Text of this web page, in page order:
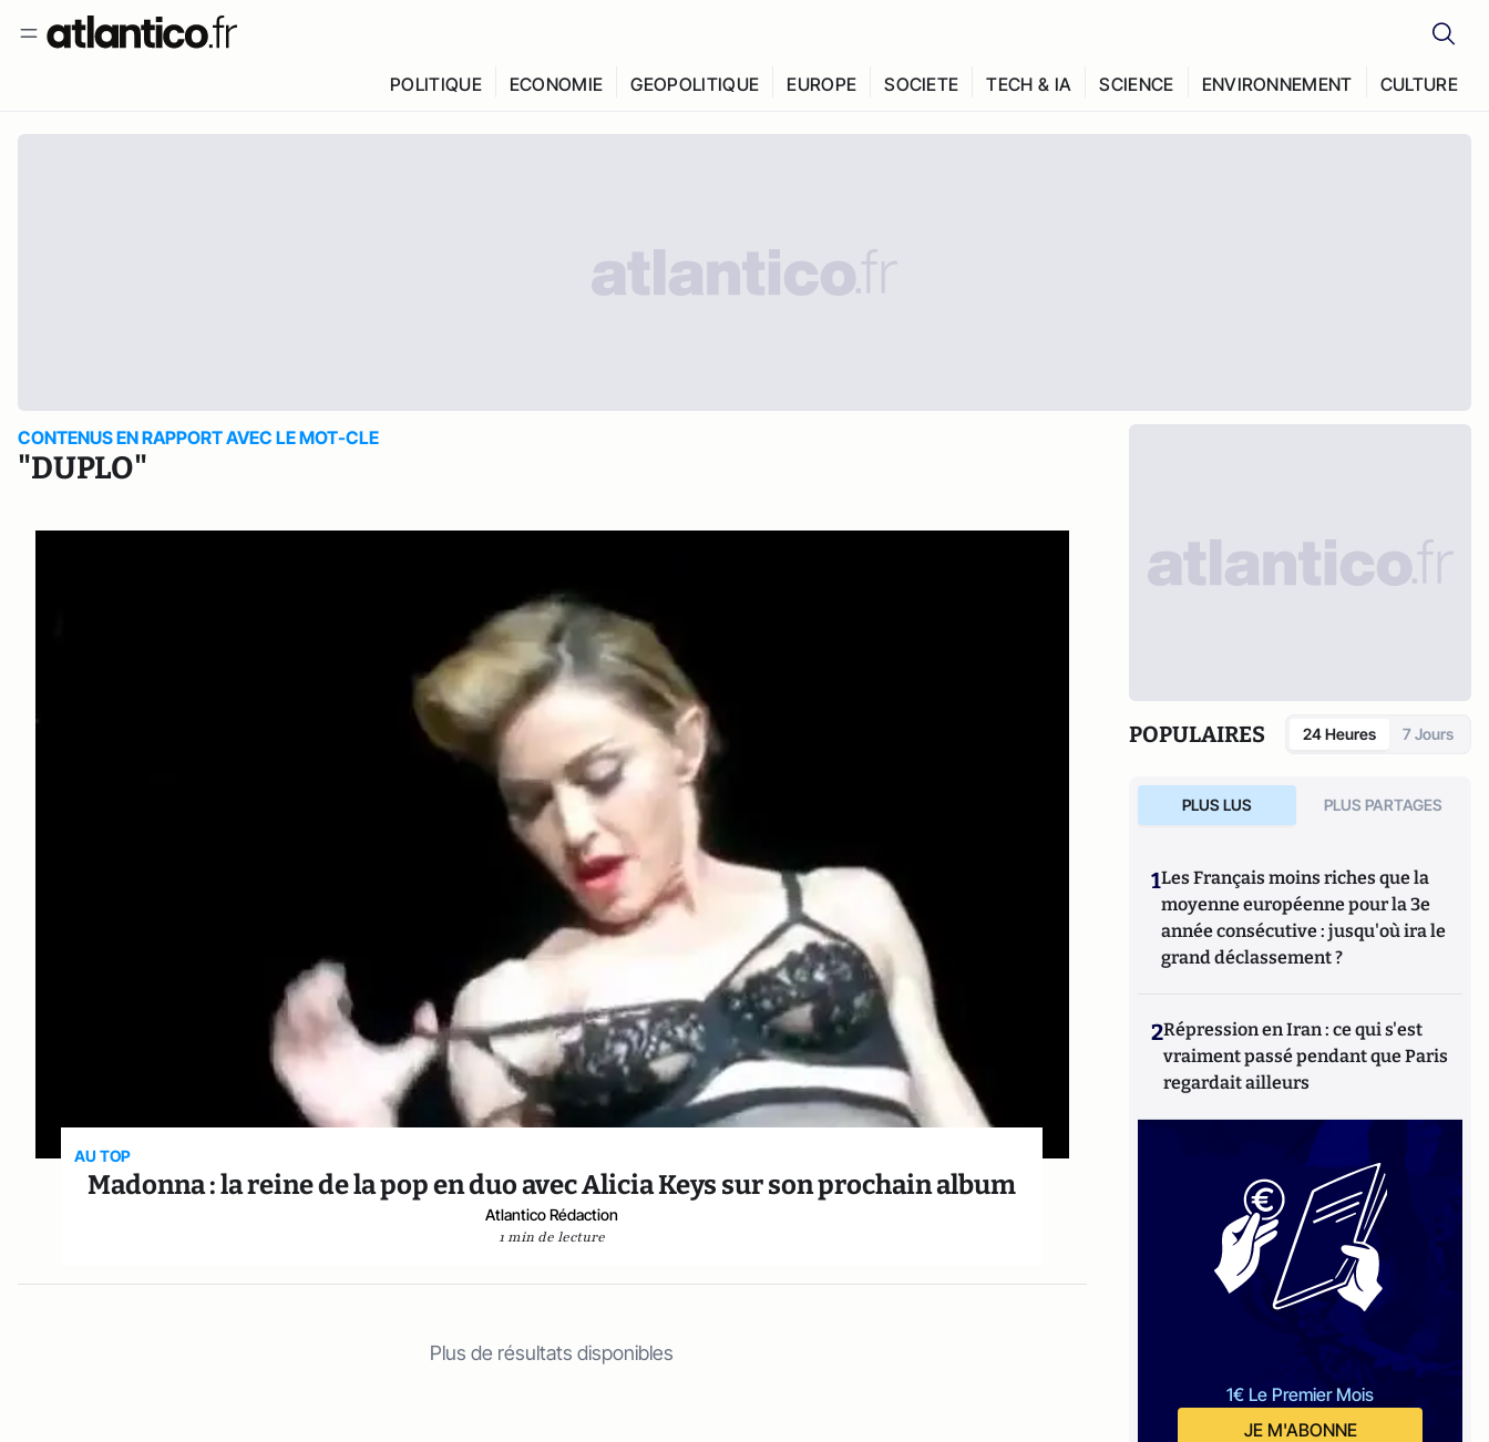
POLITIQUE ECONOMIE GEOPOLITIQUE EUROPE SOCIETE TECH & IA SCIENCE ENVIRONNEMENT CULTURE
CONTENUS EN RAPPORT AVEC LE MOT-CLE
"DUPLO"
AU TOP
Madonna : la reine de la pop en duo avec Alicia Keys sur son prochain album
Atlantico Rédaction
1 min de lecture
Plus de résultats disponibles
POPULAIRES 24 Heures 7 Jours
PLUS LUS PLUS PARTAGES
1Les Français moins riches que la
moyenne européenne pour la 3e
année consécutive : jusqu'où ira le
grand déclassement ?
2Répression en Iran : ce qui s'est
vraiment passé pendant que Paris
regardait ailleurs
1€ Le Premier Mois
JE M'ABONNE